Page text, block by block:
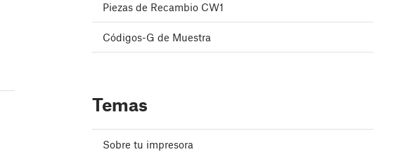
Piezas de Recambio CW1
Códigos-G de Muestra
Temas
Sobre tu impresora